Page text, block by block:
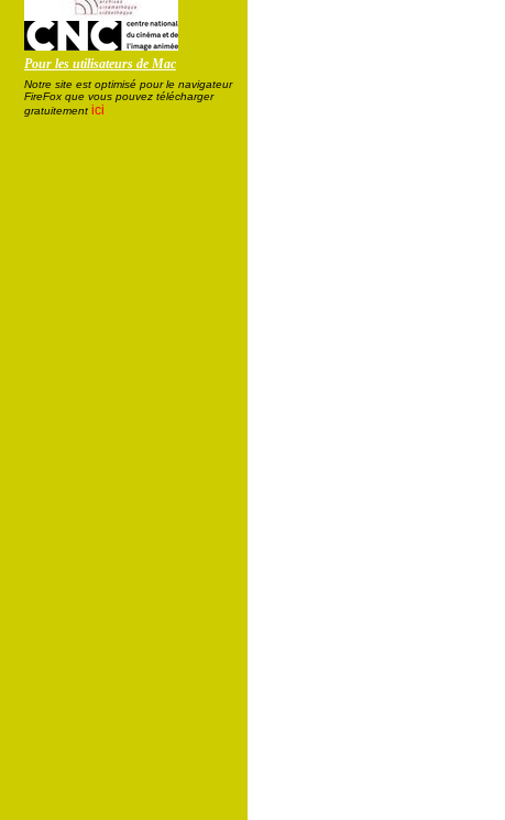
Pour les utilisateurs de Mac
Notre site est optimisé pour le navigateur
FireFox que vous pouvez télécharger
gratuitement ici